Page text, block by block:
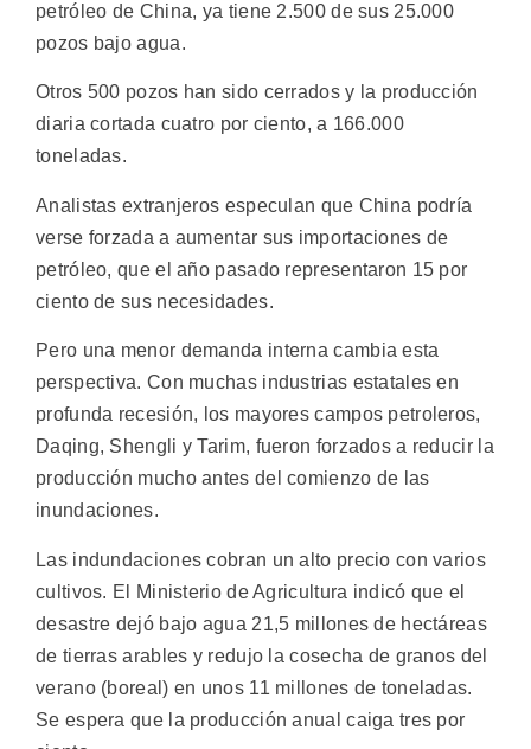
petróleo de China, ya tiene 2.500 de sus 25.000
pozos bajo agua.
Otros 500 pozos han sido cerrados y la producción
diaria cortada cuatro por ciento, a 166.000
toneladas.
Analistas extranjeros especulan que China podría
verse forzada a aumentar sus importaciones de
petróleo, que el año pasado representaron 15 por
ciento de sus necesidades.
Pero una menor demanda interna cambia esta
perspectiva. Con muchas industrias estatales en
profunda recesión, los mayores campos petroleros,
Daqing, Shengli y Tarim, fueron forzados a reducir la
producción mucho antes del comienzo de las
inundaciones.
Las indundaciones cobran un alto precio con varios
cultivos. El Ministerio de Agricultura indicó que el
desastre dejó bajo agua 21,5 millones de hectáreas
de tierras arables y redujo la cosecha de granos del
verano (boreal) en unos 11 millones de toneladas.
Se espera que la producción anual caiga tres por